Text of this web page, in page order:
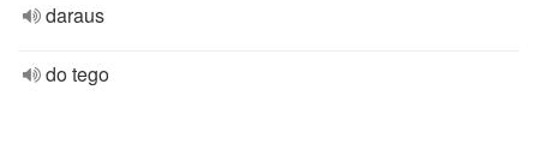
daraus
do tego